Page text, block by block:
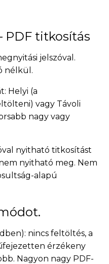
PDF titkosítás
jelszóval.
nélkül.
Helyi (a
vagy Távoli
nagy vagy
nyitható titkosítást
nyitható meg. Nem
alapú
nincs feltöltés, a
érzékeny
Nagyon nagy PDF-